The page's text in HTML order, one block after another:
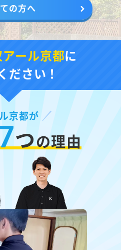
の方へ
ール京都に
ださい！
京都が
つの理由